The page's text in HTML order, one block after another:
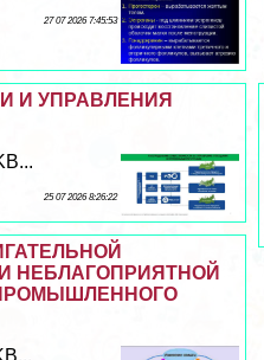
27 07 2026 7:45:53
И УПРАВЛЕНИЯ
25 07 2026 8:26:22
НЕБЛАГОПРИЯТНОЙ